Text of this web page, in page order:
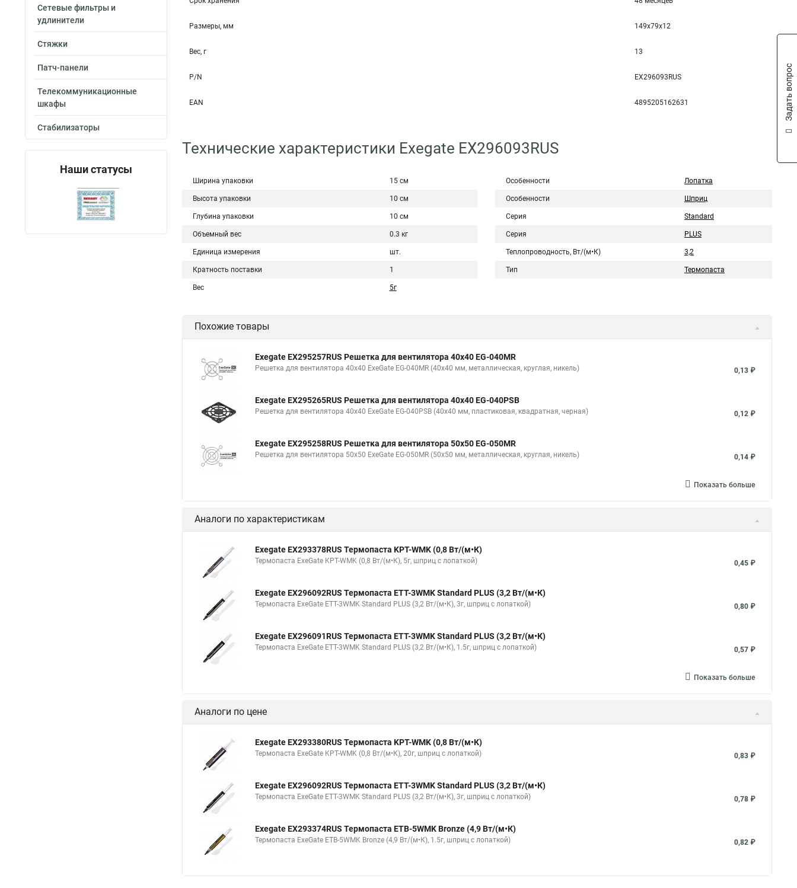
Сетевые фильтры и
удлинители
Стяжки
Патч-панели
Телекоммуникационные
шкафы
Стабилизаторы
Наши статусы
Размеры, мм 149x79x12
Вес, г 13
P/N EX296093RUS
EAN 4895205162631
Технические характеристики Exegate EX296093RUS
Ширина упаковки 15 см
Высота упаковки 10 см
Глубина упаковки 10 см
Объемный вес 0.3 кг
Единица измерения шт.
Кратность поставки 1
Вес 5г
Особенности Лопатка
Особенности Шприц
Серия Standard
Серия PLUS
Теплопроводность, Вт/(м•К) 3,2
Тип Термопаста
Похожие товары
Exegate EX295257RUS Решетка для вентилятора 40x40 EG-040MR
Решетка для вентилятора 40x40 ExeGate EG-040MR (40x40 мм, металлическая, круглая, никель) 0,13 ₽
Exegate EX295265RUS Решетка для вентилятора 40x40 EG-040PSB
Решетка для вентилятора 40x40 ExeGate EG-040PSB (40x40 мм, пластиковая, квадратная, черная) 0,12 ₽
Exegate EX295258RUS Решетка для вентилятора 50х50 EG-050MR
Решетка для вентилятора 50х50 ExeGate EG-050MR (50x50 мм, металлическая, круглая, никель) 0,14 ₽
Показать больше
Аналоги по характеристикам
Exegate EX293378RUS Термопаста KPT-WMK (0,8 Вт/(м•К)
Термопаста ExeGate KPT-WMK (0,8 Вт/(м•К), 5г, шприц с лопаткой) 0,45 ₽
Exegate EX296092RUS Термопаста ETТ-3WMK Standard PLUS (3,2 Вт/(м•К)
Термопаста ExeGate ETТ-3WMK Standard PLUS (3,2 Вт/(м•К), 3г, шприц с лопаткой) 0,80 ₽
Exegate EX296091RUS Термопаста ETТ-3WMK Standard PLUS (3,2 Вт/(м•К)
Термопаста ExeGate ETТ-3WMK Standard PLUS (3,2 Вт/(м•К), 1.5г, шприц с лопаткой) 0,57 ₽
Показать больше
Аналоги по цене
Exegate EX293380RUS Термопаста KPT-WMK (0,8 Вт/(м•К)
Термопаста ExeGate KPT-WMK (0,8 Вт/(м•К), 20г, шприц с лопаткой) 0,83 ₽
Exegate EX296092RUS Термопаста ETТ-3WMK Standard PLUS (3,2 Вт/(м•К)
Термопаста ExeGate ETТ-3WMK Standard PLUS (3,2 Вт/(м•К), 3г, шприц с лопаткой) 0,78 ₽
Exegate EX293374RUS Термопаста ETB-5WMK Bronze (4,9 Вт/(м•К)
Термопаста ExeGate ETB-5WMK Bronze (4,9 Вт/(м•К), 1.5г, шприц с лопаткой) 0,82 ₽
Задать вопрос